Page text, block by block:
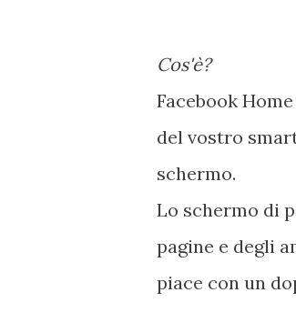
Cos'è?
Facebook
del vostro
schermo.
Lo schermo di
pagine e degli
piace con un